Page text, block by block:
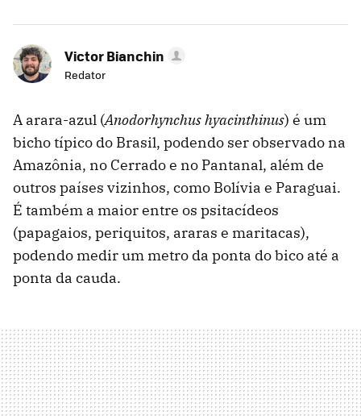
Victor Bianchin
Redator
A arara-azul (Anodorhynchus hyacinthinus) é um
bicho típico do Brasil, podendo ser observado na
Amazônia, no Cerrado e no Pantanal, além de
outros países vizinhos, como Bolívia e Paraguai.
É também a maior entre os psitacídeos
(papagaios, periquitos, araras e maritacas),
podendo medir um metro da ponta do bico até a
ponta da cauda.